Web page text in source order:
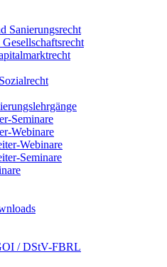
Sanierungsrecht
Seminare
Webinare
Webinare
Seminare
/ DStV-FBRL